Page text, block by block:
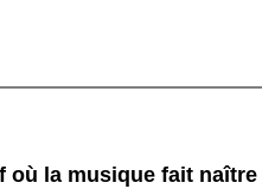
la musique fait naître